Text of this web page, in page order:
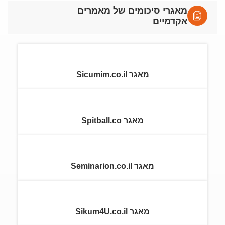
מאגרי סיכומים של מאמרים
אקדמיים
מאגר Sicumim.co.il
מאגר Spitball.co
מאגר Seminarion.co.il
מאגר Sikum4U.co.il